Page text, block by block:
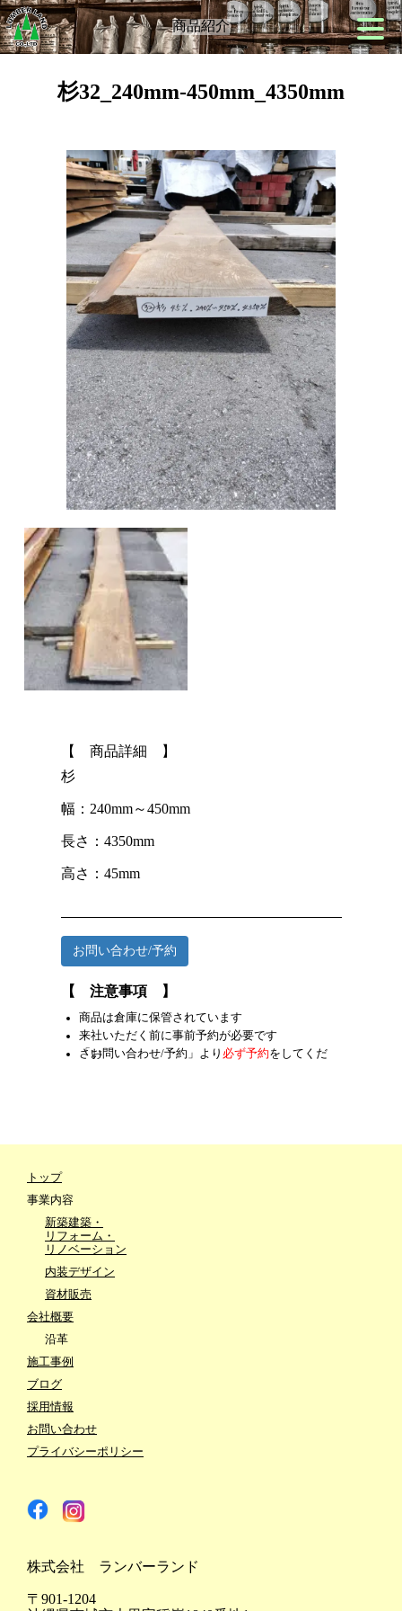
商品紹介
杉32_240mm-450mm_4350mm
【 商品詳細 】
杉
幅：240mm～450mm
長さ：4350mm
高さ：45mm
お問い合わせ/予約
【 注意事項 】
商品は倉庫に保管されています
来社いただく前に事前予約が必要です
「お問い合わせ/予約」より必ず予約
をしてください
株式会社 ランバーランド
〒901-1204
トップ
事業内容
新築建築・
リフォーム・
リノベーション
内装デザイン
資材販売
会社概要
沿革
施工事例
ブログ
採用情報
お問い合わせ
プライバシーポリシー